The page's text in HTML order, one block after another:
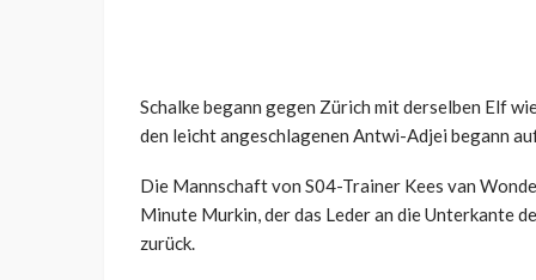
Schalke begann gegen Zürich mit derselben Elf
den leicht angeschlagenen Antwi-Adjei begann
Die Mannschaft von S04-Trainer Kees van
Minute Murkin, der das Leder an die Unterkante
zurück.